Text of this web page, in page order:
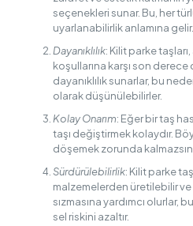
seçenekleri sunar. Bu, her
uyarlanabilirlik anlamına gelir.
Dayanıklılık: Kilit parke
koşullarına karşı son derece
dayanıklılık sunarlar, bu
olarak düşünülebilirler.
Kolay Onarım: Eğer bir taş
taşı değiştirmek kolaydır.
döşemek zorunda
Sürdürülebilirlik: Kilit parke
malzemelerden üretilebilir
sızmasına yardımcı olurlar,
sel riskini azaltır.